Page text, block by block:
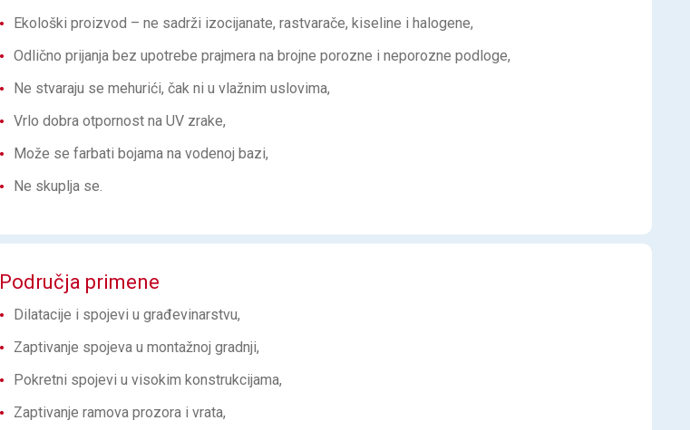
Ekološki proizvod – ne sadrži izocijanate, rastvarače, kiseline i halogene,
Odlično prijanja bez upotrebe prajmera na brojne porozne i neporozne podloge,
Ne stvaraju se mehurići, čak ni u vlažnim uslovima,
Vrlo dobra otpornost na UV zrake,
Može se farbati bojama na vodenoj bazi,
Ne skuplja se.
Područja primene
Dilatacije i spojevi u građevinarstvu,
Zaptivanje spojeva u montažnoj gradnji,
Pokretni spojevi u visokim konstrukcijama,
Zaptivanje ramova prozora i vrata,